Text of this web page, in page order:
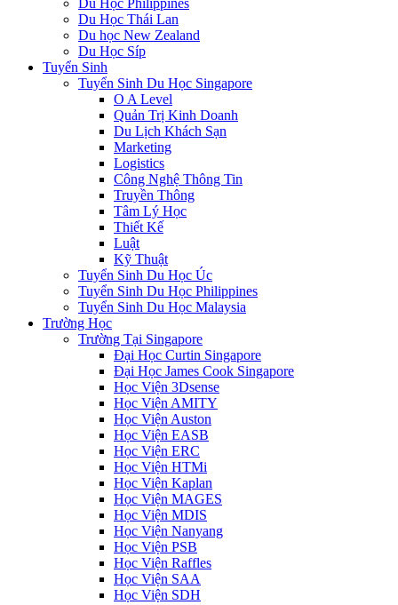
Du Học Philippines
Du Học Thái Lan
Du học New Zealand
Du Học Síp
Tuyển Sinh
Tuyển Sinh Du Học Singapore
O A Level
Quản Trị Kinh Doanh
Du Lịch Khách Sạn
Marketing
Logistics
Công Nghệ Thông Tin
Truyền Thông
Tâm Lý Học
Thiết Kế
Luật
Kỹ Thuật
Tuyển Sinh Du Học Úc
Tuyển Sinh Du Học Philippines
Tuyển Sinh Du Học Malaysia
Trường Học
Trường Tại Singapore
Đại Học Curtin Singapore
Đại Học James Cook Singapore
Học Viện 3Dsense
Học Viện AMITY
Học Viện Auston
Học Viện EASB
Học Viện ERC
Học Viện HTMi
Học Viện Kaplan
Học Viện MAGES
Học Viện MDIS
Học Viện Nanyang
Học Viện PSB
Học Viện Raffles
Học Viện SAA
Học Viện SDH